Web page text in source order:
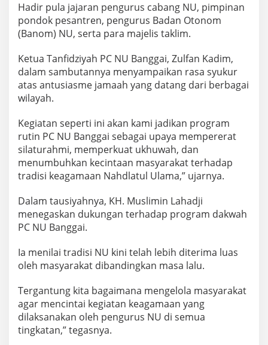
Hadir pula jajaran pengurus cabang NU, pimpinan
pondok pesantren, pengurus Badan Otonom
(Banom) NU, serta para majelis taklim.
Ketua Tanfidziyah PC NU Banggai, Zulfan Kadim,
dalam sambutannya menyampaikan rasa syukur
atas antusiasme jamaah yang datang dari berbagai
wilayah.
Kegiatan seperti ini akan kami jadikan program
rutin PC NU Banggai sebagai upaya mempererat
silaturahmi, memperkuat ukhuwah, dan
menumbuhkan kecintaan masyarakat terhadap
tradisi keagamaan Nahdlatul Ulama,” ujarnya.
Dalam tausiyahnya, KH. Muslimin Lahadji
menegaskan dukungan terhadap program dakwah
PC NU Banggai.
Ia menilai tradisi NU kini telah lebih diterima luas
oleh masyarakat dibandingkan masa lalu.
Tergantung kita bagaimana mengelola masyarakat
agar mencintai kegiatan keagamaan yang
dilaksanakan oleh pengurus NU di semua
tingkatan,” tegasnya.